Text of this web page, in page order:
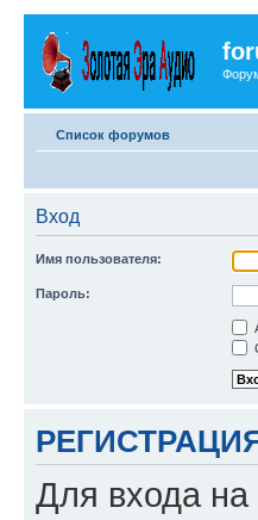
Список форумов
Вход
Имя пользователя:
Пароль:
Для входа